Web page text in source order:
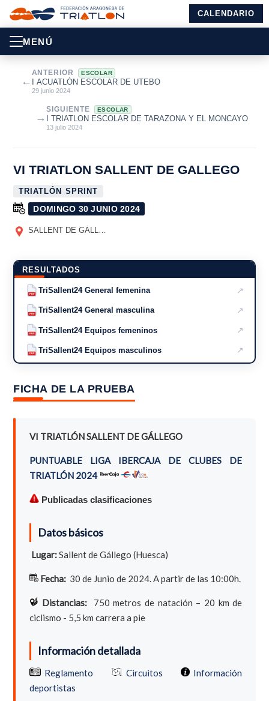
CALENDARIO
MENÚ
←
ANTERIOR ESCOLAR
I ACUATLÓN ESCOLAR DE UTEBO
29 junio 2024
SIGUIENTE ESCOLAR
I TRIATLON ESCOLAR DE TARAZONA Y EL MONCAYO
13 julio 2024
→
VI TRIATLON SALLENT DE GALLEGO
TRIATLÓN SPRINT
DOMINGO 30 JUNIO 2024
SALLENT DE GÁLLEGO
RESULTADOS
PDF TriSallent24 General femenina ↗
PDF TriSallent24 General masculina ↗
PDF TriSallent24 Equipos femeninos ↗
PDF TriSallent24 Equipos masculinos ↗
FICHA DE LA PRUEBA
VI TRIATLÓN SALLENT DE GÁLLEGO
PUNTUABLE LIGA IBERCAJA DE CLUBES DE
TRIATLÓN 2024
Publicadas clasificaciones
Datos básicos
Lugar:Sallent de Gállego (Huesca)
Fecha: 30 de Junio de 2024. A partir de las 10:00h.
Distancias: 750 metros de natación – 20 km de
ciclismo - 5,5 km carrera a pie
Información detallada
Reglamento Circuitos
Información
deportistas